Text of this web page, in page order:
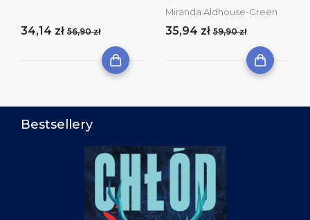
34,14 zł 56,90 zł
Miranda Aldhouse-Green
35,94 zł 59,90 zł
Bestsellery